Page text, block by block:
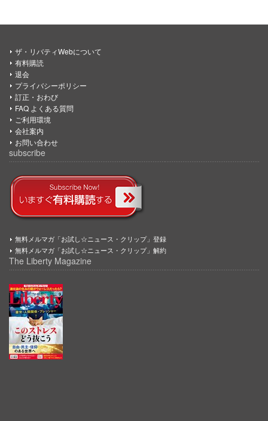
ザ・リバティWebについて
有料購読
退会
プライバシーポリシー
訂正・おわび
FAQ よくある質問
ご利用環境
会社案内
お問い合わせ
subscribe
無料メルマガ「お試し☆ニュース・クリップ」登録
無料メルマガ「お試し☆ニュース・クリップ」解約
The Liberty Magazine